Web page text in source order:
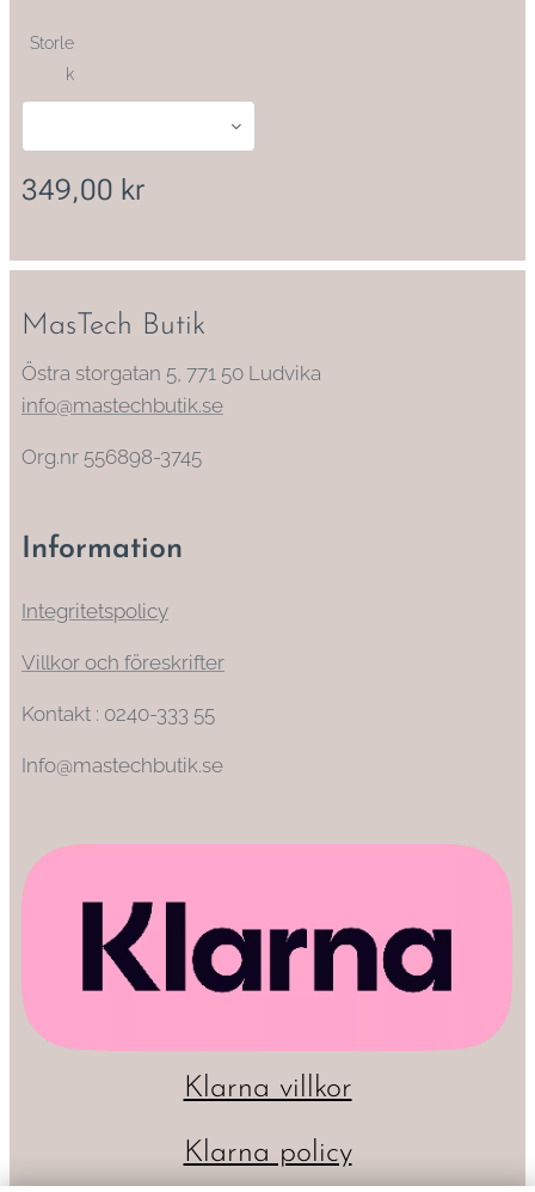
Storle
k
349,00 kr
MasTech Butik
Östra storgatan 5, 771 50 Ludvika
info@mastechbutik.se
Org.nr 556898-3745
Information
Integritetspolicy
Villkor och föreskrifter
Kontakt : 0240-333 55
Info@mastechbutik.se
Klarna villkor
Klarna policy